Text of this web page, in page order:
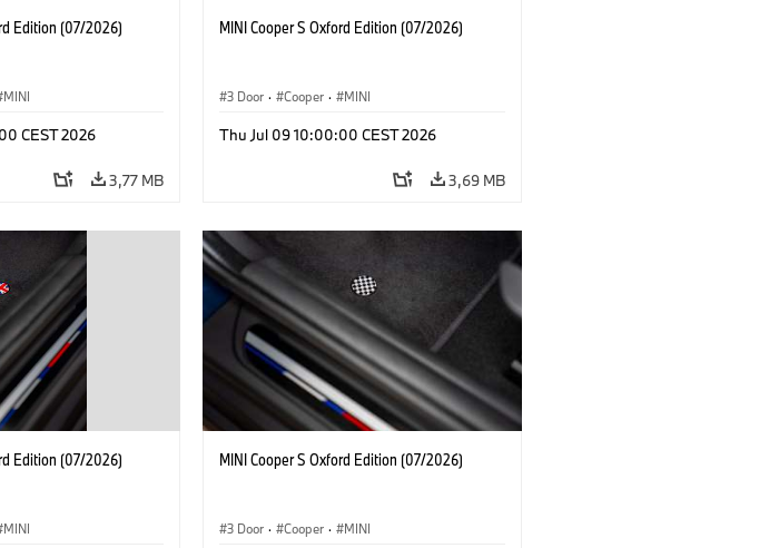
Edition (07/2026)
MINI
CEST 2026
3,77 MB
MINI Cooper S Oxford Edition (07/2026)
3 Door · Cooper · MINI
Thu Jul 09 10:00:00 CEST 2026
3,69 MB
Edition (07/2026)
MINI
MINI Cooper S Oxford Edition (07/2026)
3 Door · Cooper · MINI